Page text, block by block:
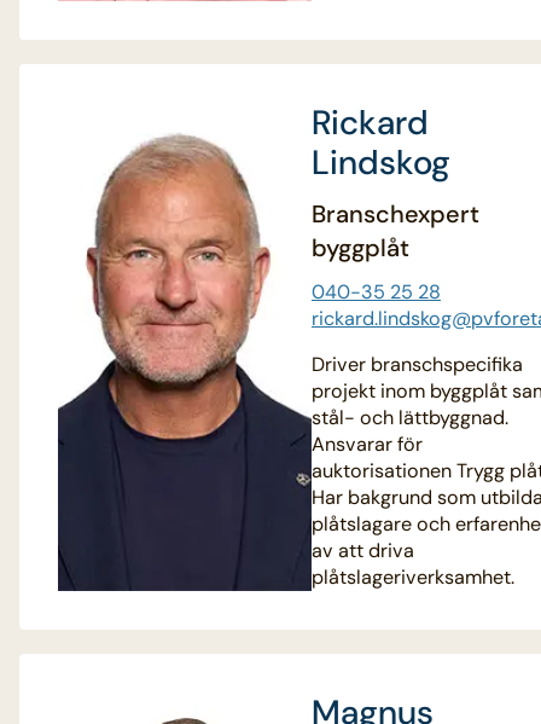
Rickard
Lindskog
Branschexpert
byggplåt
040-35 25 28
Driver branschspecifika
projekt inom byggplåt
stål- och lättbyggnad.
Ansvarar för
auktorisationen Trygg
Har bakgrund som
plåtslagare och
av att driva
plåtslageriverksamhet.
Magnus